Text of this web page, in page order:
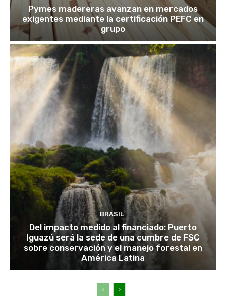
Pymes madereras avanzan en mercados
exigentes mediante la certificación PEFC en
grupo
BRASIL
Del impacto medido al financiado: Puerto
Iguazú será la sede de una cumbre de FSC
sobre conservación y el manejo forestal en
América Latina